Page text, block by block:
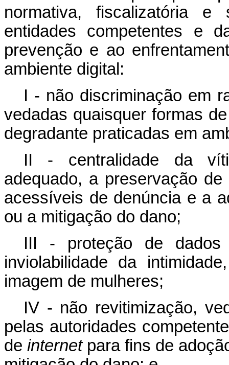
normativa, fiscalizatória
entidades competentes e
prevenção e ao
ambiente digital:
I - não discriminação em
vedadas quaisquer formas
degradante praticadas em
II - centralidade da
adequado, a preservação
acessíveis de denúncia e a
ou a mitigação do dano;
III - proteção de dados
inviolabilidade da
imagem de mulheres;
IV - não revitimização,
pelas autoridades
de internetpara fins de